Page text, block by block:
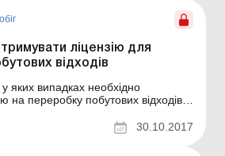
ліцензію для
відходів
на переробку побутових відходів;
має намір
пластикових пляшок. Чи
30.10.2017